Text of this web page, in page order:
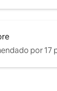
por 17